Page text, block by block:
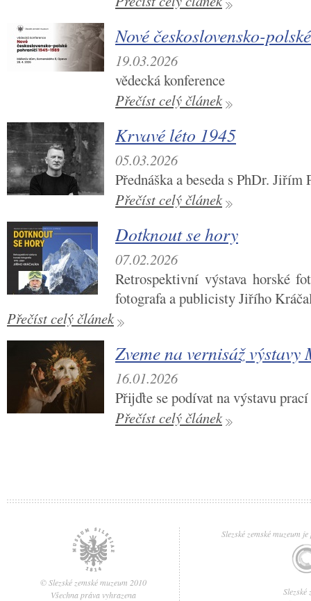
Nové československo-
19.03.2026
vědecká konference
Přečíst celý článek
Krvavé léto 1945
05.03.2026
Přednáška a beseda s PhDr. Jiřím
Přečíst celý článek
Dotknout se hory
07.02.2026
Retrospektivní výstava horské
fotografa a publicisty Jiřího
Přečíst celý článek
Zveme na vernisáž
16.01.2026
Přijďte se podívat na výstavu
Přečíst celý článek
Slezské zemské muzeum
Slezské
© Slezské zemské muzeum 2010
Všechna práva vyhrazena